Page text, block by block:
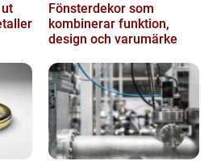
Fönsterdekor som
kombinerar funktion,
design och varumärke